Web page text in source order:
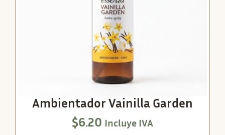
Ambientador Vainilla Garden
$6.20 Incluye IVA